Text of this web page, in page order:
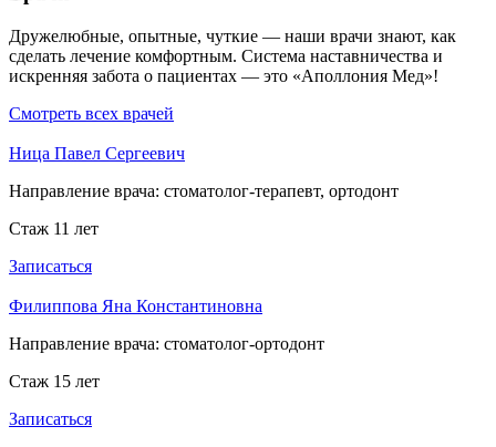
Дружелюбные, опытные, чуткие — наши врачи знают, как
сделать лечение комфортным. Система наставничества и
искренняя забота о пациентах — это «Аполлония Мед»!
Смотреть всех врачей
Ница Павел Сергеевич
Направление врача: стоматолог-терапевт, ортодонт
Стаж 11 лет
Записаться
Филиппова Яна Константиновна
Направление врача: стоматолог-ортодонт
Стаж 15 лет
Записаться